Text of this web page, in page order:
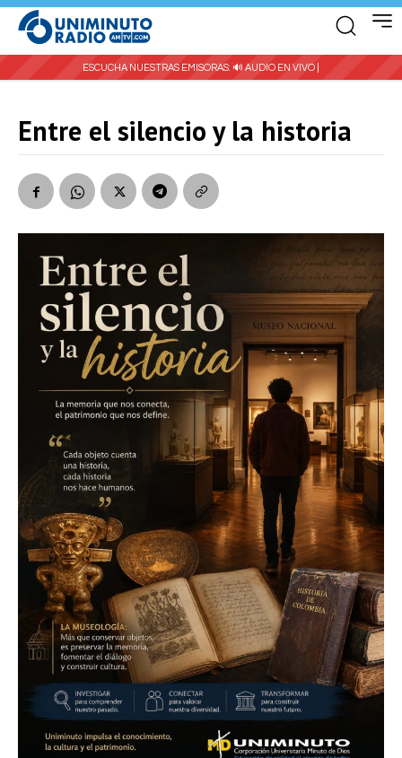
ESCUCHA NUESTRAS EMISORAS: 🔊 AUDIO EN VIVO |
Entre el silencio y la historia